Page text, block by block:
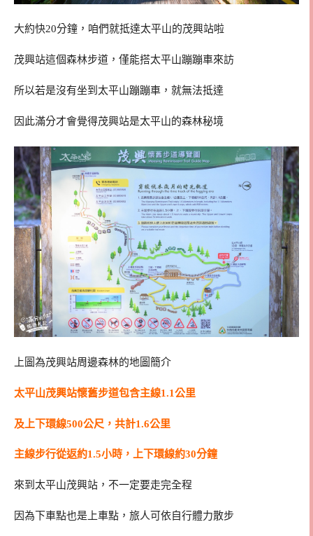
大約快20分鐘，咱們就抵達太平山的茂興站啦
茂興站這個森林步道，僅能搭太平山蹦蹦車來訪
所以若是沒有坐到太平山蹦蹦車，就無法抵達
因此滿分才會覺得茂興站是太平山的森林秘境
上圖為茂興站周邊森林的地圖簡介
太平山茂興站懷舊步道包含主線1.1公里
及上下環線500公尺，共計1.6公里
主線步行從返約1.5小時，上下環線約30分鐘
來到太平山茂興站，不一定要走完全程
因為下車點也是上車點，旅人可依自行體力散步